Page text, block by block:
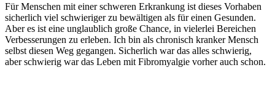
Für Menschen mit einer schweren Erkrankung ist dieses Vorhaben
sicherlich viel schwieriger zu bewältigen als für einen Gesunden.
Aber es ist eine unglaublich große Chance, in vielerlei Bereichen
Verbesserungen zu erleben. Ich bin als chronisch kranker Mensch
selbst diesen Weg gegangen. Sicherlich war das alles schwierig,
aber schwierig war das Leben mit Fibromyalgie vorher auch schon.